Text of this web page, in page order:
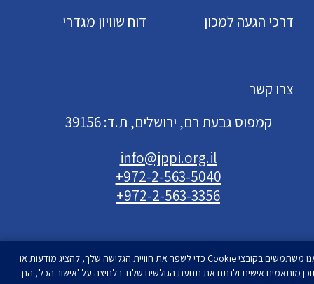
דרכי הגעה למכון דוח שוויון מגדרי
צרו קשר
קמפוס גבעת רם, ירושלים, ת.ד: 39156
info@jppi.org.il
+972-2-563-5040
+972-2-563-3356
אנו משתמשים בקובצי Cookie כדי לשפר את חוויית הגלישה שלך, להציג מודעות או
מותאמים אישית ולנתח את תנועת הגולשים שלנו. בלחיצה על 'אישור הכל', הנך